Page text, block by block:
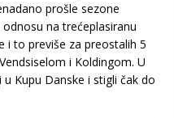
prošle sezone
na trećeplasiranu
i to previše za preostalih 5
i Koldingom. U
Kupu Danske i stigli čak do